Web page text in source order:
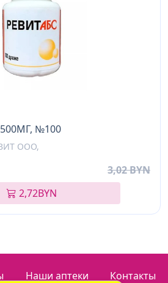
№100
ООО,
3,02 BYN
2,72BYN
Наши аптеки
Контакты